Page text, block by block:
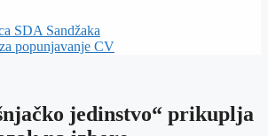
SDA Sandžaka
popunjavanje CV
jedinstvo“ prikuplja